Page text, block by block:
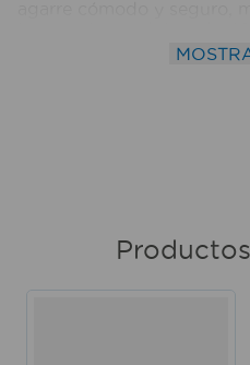
desempeño eficiente en
cable de 1,10 m para